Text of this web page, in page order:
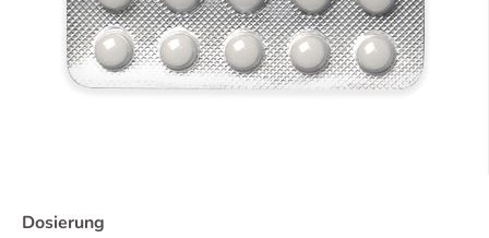
Dosierung